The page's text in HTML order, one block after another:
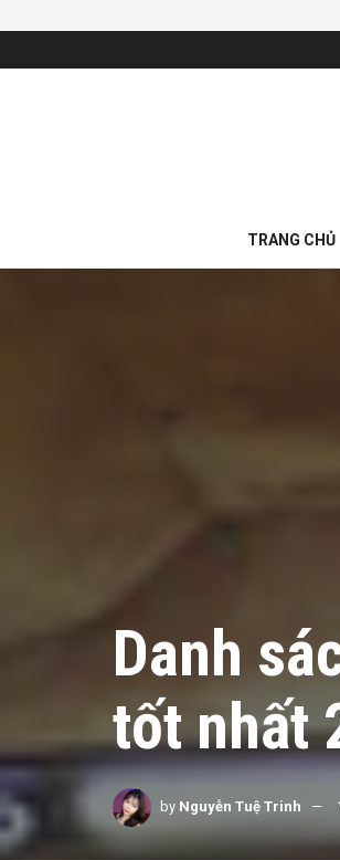
TRANG CHỦ
Danh
tốt nhất
by Nguyễn Tuệ Trinh